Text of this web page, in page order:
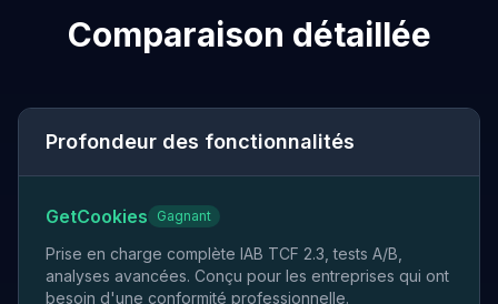
Comparaison détaillée
Profondeur des fonctionnalités
GetCookies Gagnant
Prise en charge complète IAB TCF 2.3, tests A/B,
analyses avancées. Conçu pour les entreprises qui ont
besoin d'une conformité professionnelle.